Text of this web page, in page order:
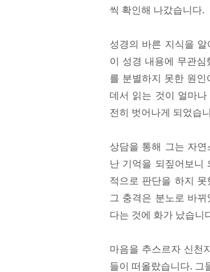
씩 확인해 나갔습니다.
성경의 바른 지식을
이 성경 내용에 무관
를 분별하지 못한 원
데서 읽는 것이 얼마
전히 벗어나게 되었습
상담을 통해 그는 자
난 기억을 되짚어보니
적으로 판단을 하지
그 충격은 분노로 바
다는 것에 화가 났습니
마음을 추스르자 신천
들이 떠올랐습니다. 그